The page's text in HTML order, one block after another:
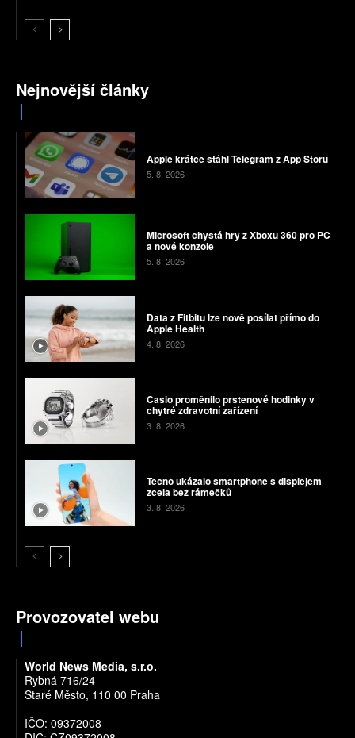
Nejnovější články
Apple krátce stáhl Telegram z App Storu
5. 8. 2026
Microsoft chystá hry z Xboxu 360 pro PC
a nové konzole
5. 8. 2026
Data z Fitbitu lze nově posílat přímo do
Apple Health
4. 8. 2026
Casio proměnilo prstenové hodinky v
chytré zdravotní zařízení
3. 8. 2026
Tecno ukázalo smartphone s displejem
zcela bez rámečků
3. 8. 2026
Provozovatel webu
World News Media, s.r.o.
Rybná 716/24
Staré Město, 110 00 Praha
IČO: 09372008